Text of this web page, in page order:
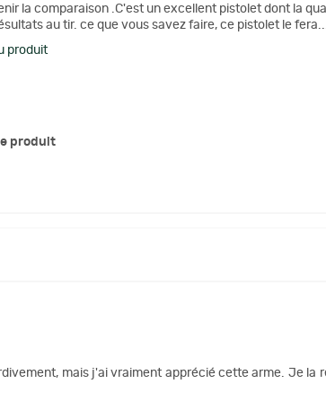
la comparaison .C'est un excellent pistolet dont la
au tir. ce que vous savez faire, ce pistolet le fera...
produit
produit
mais j'ai vraiment apprécié cette arme. Je la